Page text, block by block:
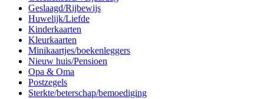
Geslaagd/Rijbewijs
Huwelijk/Liefde
Kinderkaarten
Kleurkaarten
Minikaartjes/boekenleggers
Nieuw huis/Pensioen
Opa & Oma
Postzegels
Sterkte/beterschap/bemoediging